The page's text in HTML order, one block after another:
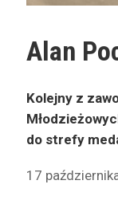
Alan
Kolejny z
do strefy
17